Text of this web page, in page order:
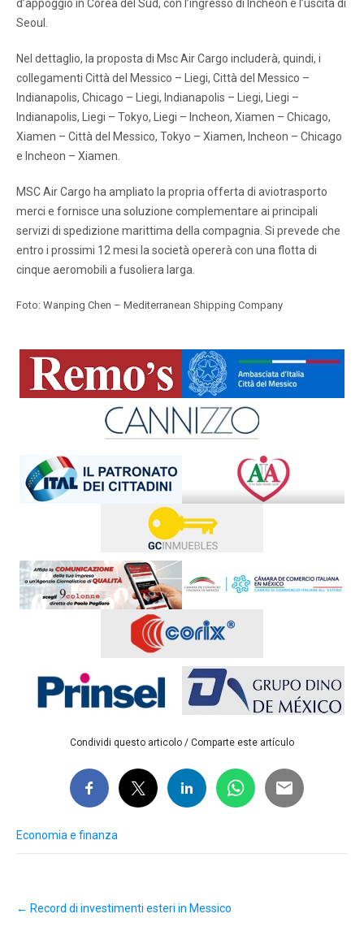
d’appoggio in Corea del Sud, con l’ingresso di Incheon e l’uscita di
Seoul.
Nel dettaglio, la proposta di Msc Air Cargo includerà, quindi, i
collegamenti Città del Messico – Liegi, Città del Messico –
Indianapolis, Chicago – Liegi, Indianapolis – Liegi, Liegi –
Indianapolis, Liegi – Tokyo, Liegi – Incheon, Xiamen – Chicago,
Xiamen – Città del Messico, Tokyo – Xiamen, Incheon – Chicago
e Incheon – Xiamen.
MSC Air Cargo ha ampliato la propria offerta di aviotrasporto
merci e fornisce una soluzione complementare ai principali
servizi di spedizione marittima della compagnia. Si prevede che
entro i prossimi 12 mesi la società opererà con una flotta di
cinque aeromobili a fusoliera larga.
Foto: Wanping Chen – Mediterranean Shipping Company
Condividi questo articolo / Comparte este artículo
Economia e finanza
navigation
← Record di investimenti esteri in Messico